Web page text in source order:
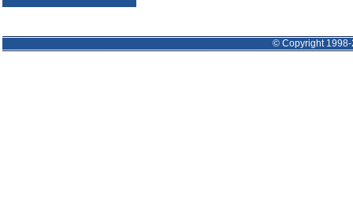
© Copyright 1998-